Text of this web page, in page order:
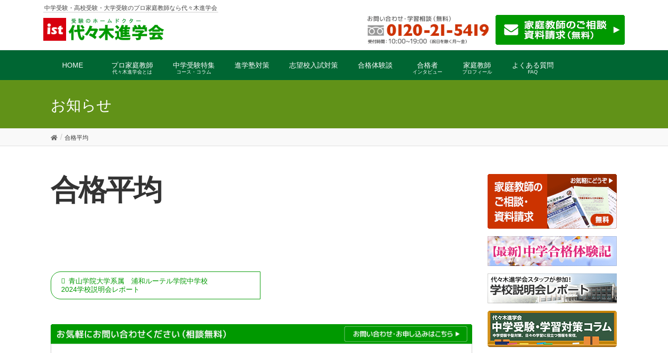
中学受験・高校受験・大学受験のプロ家庭教師なら代々木進学会
HOME プロ家庭教師
代々木進学会とは
中学受験特集
コース・コラム
進学塾対策 志望校入試対策 合格体験談 合格者
インタビュー
家庭教師
プロフィール
よくある質問
FAQ
お知らせ
合格平均
合格平均
青山学院大学系属 浦和ルーテル学院中学校
2024学校説明会レポート